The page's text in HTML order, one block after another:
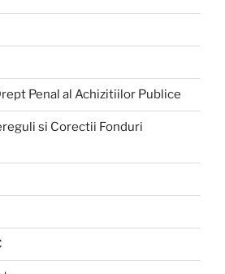
Penal al Achizitiilor Publice
si Corectii Fonduri